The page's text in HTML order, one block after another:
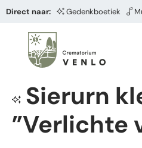
Direct naar: Gedenkboetiek
Sierurn
”Verlichte